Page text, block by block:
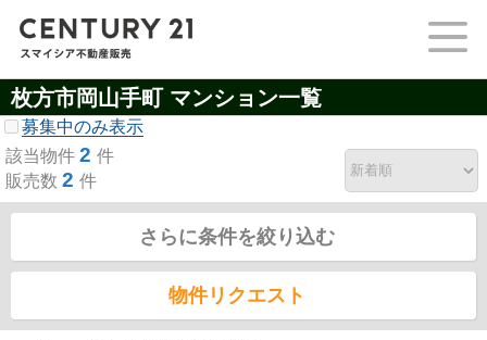
枚方市岡山手町 マンション一覧
募集中のみ表示
該当物件 2 件
販売数 2 件
さらに条件を絞り込む
物件リクエスト